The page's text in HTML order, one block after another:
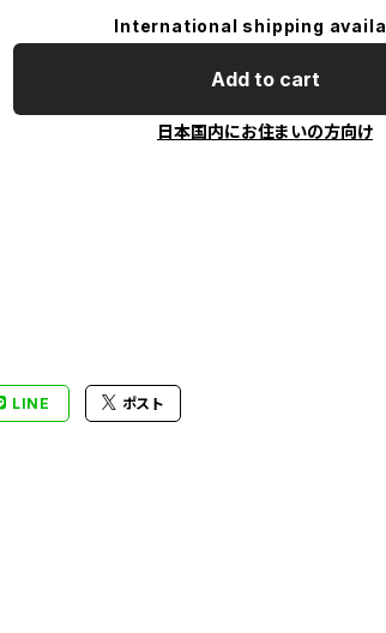
International shipping
Add to cart
日本国内にお住まいの方向け
LINE ポスト